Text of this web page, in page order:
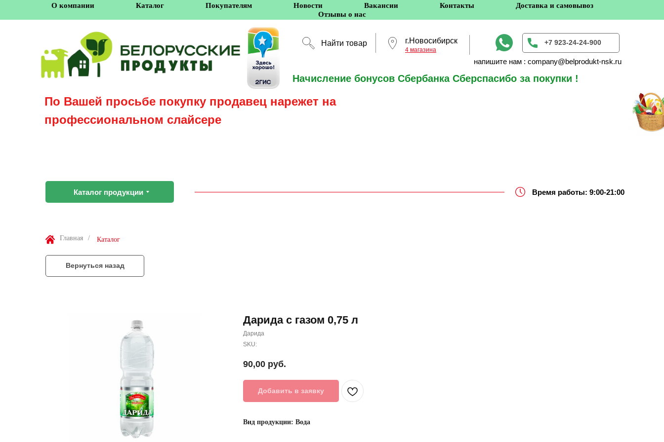
О компании Каталог Покупателям Новости Вакансии Контакты
Доставка и самовывоз
Отзывы о нас
г.Новосибирск +7 923-24-24-900
Найти товар
4 магазина
Начисление бонусов Сбербанка Сберспасибо за покупки !
напишите нам : company@belprodukt-nsk.ru
По Вашей просьбе покупку продавец нарежет на
профессиональном слайсере
Каталог продукции Время работы: 9:00-21:00
Главная / Каталог
Вернуться назад
Дарида с газом 0,75 л
Дарида
SKU:
90,00 руб.
Добавить в заявку
Вид продукции: Вода